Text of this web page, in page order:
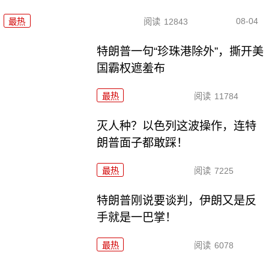
最热 阅读 12843 08-04
特朗普一句“珍珠港除外”，撕开美
国霸权遮羞布
最热 阅读 11784
灭人种？以色列这波操作，连特
朗普面子都敢踩！
最热 阅读 7225
特朗普刚说要谈判，伊朗又是反
手就是一巴掌！
最热 阅读 6078